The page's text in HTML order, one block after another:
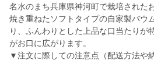
名水のまち兵庫県神河町で栽培された
焼き重ねたソフトタイプの自家製バウ
り、ふんわりとした上品な口当たりが
がお口に広がります。